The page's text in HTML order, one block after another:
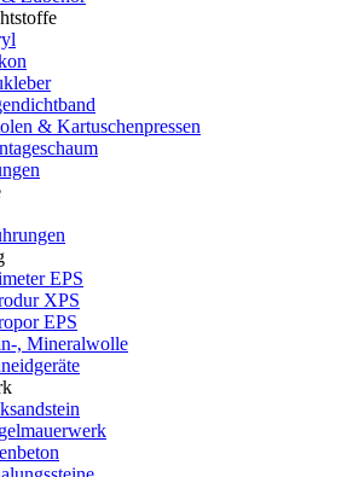
& Kartuschenpressen
EPS
XPS
EPS
, Mineralwolle